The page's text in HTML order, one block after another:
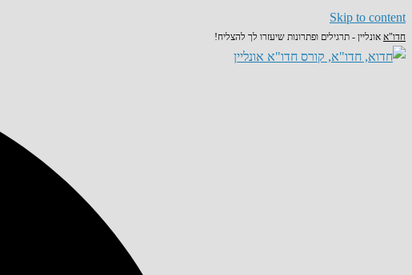
Skip to content
חדו"א אונליין - תרגילים ופתרונות שיעזרו לך להצליח!